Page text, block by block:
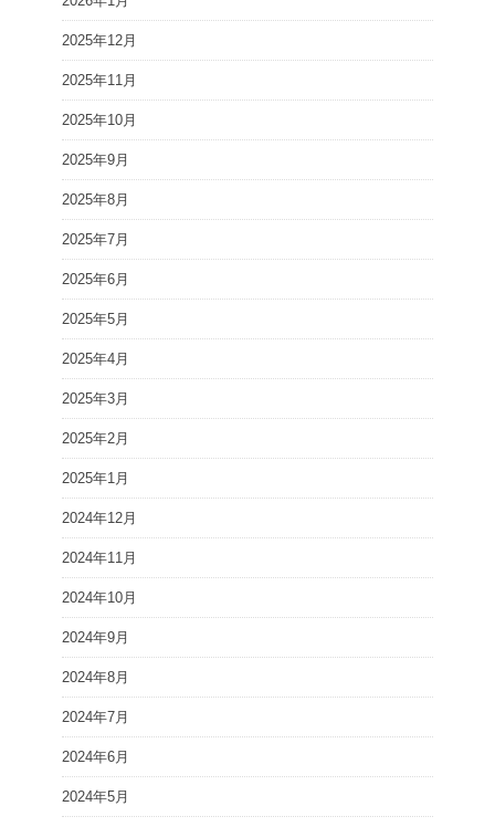
2025年12月
2025年11月
2025年10月
2025年9月
2025年8月
2025年7月
2025年6月
2025年5月
2025年4月
2025年3月
2025年2月
2025年1月
2024年12月
2024年11月
2024年10月
2024年9月
2024年8月
2024年7月
2024年6月
2024年5月